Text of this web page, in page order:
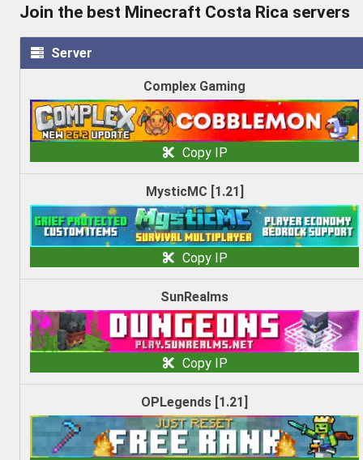
Join the best Minecraft Costa Rica servers
Server
Complex Gaming
Copy IP
MysticMC [1.21]
Copy IP
SunRealms
Copy IP
OPLegends [1.21]